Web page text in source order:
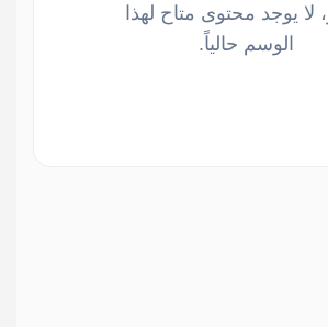
لا يوجد محتوى متاح لهذا
الوسم حالياً.